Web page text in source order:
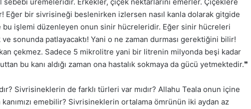
bir sivrisineği beslenirken izlersen nasıl kanla dolarak gitgide
işlemi düzenleyen onun sinir hücreleridir. Eğer sinir hücreleri
sonunda patlayacaktı! Yani o ne zaman durması gerektiğini bilir!
çekmez. Sadece 5 mikrolitre yani bir litrenin milyonda beşi kadar
bu kanı aldığı zaman ona hastalık sokmaya da gücü yetmektedir.❞
Sivrisineklerin de farklı türleri var mıdır? Allahu Teala onun içine
emebilir? Sivrisineklerin ortalama ömrünün iki aydan az